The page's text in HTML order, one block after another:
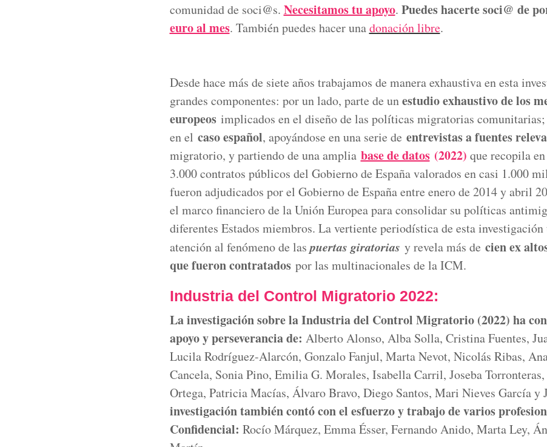
comunidad de soci@s. Necesitamos tu apoyo. Puedes hacerte soci@ de
euro al mes. También puedes hacer unadonación libre.
Desde hace más de siete años trabajamos de manera exhaustiva en esta
grandes componentes: por un lado, parte de unestudio exhaustivo de los
europeosimplicados en el diseño de las políticas migratorias
en el caso español, apoyándose en una serie de entrevistas a fuentes
migratorio, y partiendo de una amplia base de datos (2022) que recopila
3.000 contratos públicos del Gobierno de España valorados en casi 1.000
fueron adjudicados por el Gobierno de España entre enero de 2014 y abril
el marco financiero de la Unión Europea para consolidar su políticas
diferentes Estados miembros. La vertiente periodística de esta
atención al fenómeno de laspuertas giratorias y revela más de cien ex
que fueron contratadospor las multinacionales de la ICM.
Industria del Control Migratorio 2022:
La investigación sobre la Industria del Control Migratorio (2022) ha
apoyo y perseverancia de: Alberto Alonso, Alba Solla, Cristina Fuentes,
Lucila Rodríguez-Alarcón, Gonzalo Fanjul, Marta Nevot, Nicolás Ribas,
Cancela, Sonia Pino, Emilia G. Morales, Isabella Carril, Joseba Torronteras,
Ortega, Patricia Macías, Álvaro Bravo, Diego Santos, Mari Nieves García y
investigación también contó con el esfuerzo y trabajo de varios
Confidencial: Rocío Márquez, Emma Ésser, Fernando Anido, Marta Ley,